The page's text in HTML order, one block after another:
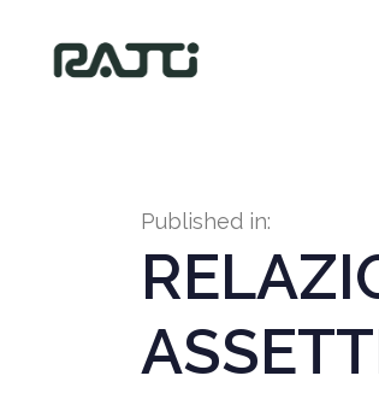
Published in: